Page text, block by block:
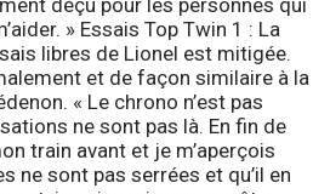
» Essais Top Twin 1 : La
libres de Lionel est mitigée.
et de façon similaire à la
« Le chrono n’est pas
ne sont pas là. En fin de
train avant et je m’aperçois
ne sont pas serrées et qu’il en